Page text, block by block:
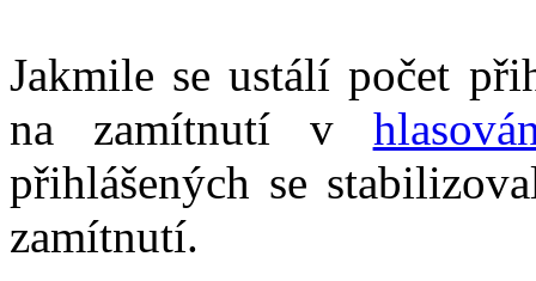
Jakmile se ustálí počet
na zamítnutí v
přihlášených se
zamítnutí.